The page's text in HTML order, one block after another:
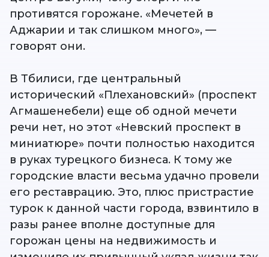
противятся горожане. «Мечетей в
Аджарии и так слишком много», —
говорят они.
В Тбилиси, где центральный
исторический «Плехановский» (проспект
Агмашенебели) еще об одной мечети
речи нет, но этот «Невский проспект в
миниатюре» почти полностью находится
в руках турецкого бизнеса. К тому же
городские власти весьма удачно провели
его реставрацию. Это, плюс пристрастие
турок к данной части города, взвинтило в
разы ранее вполне доступные для
горожан цены на недвижимость и